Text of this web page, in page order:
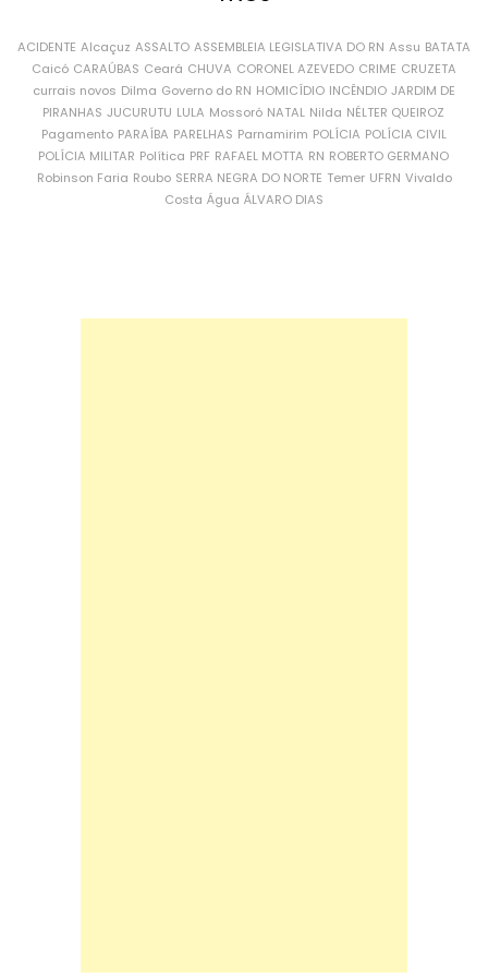
ACIDENTE Alcaçuz ASSALTO ASSEMBLEIA LEGISLATIVA DO RN Assu BATATA
Caicó CARAÚBAS Ceará CHUVA CORONEL AZEVEDO CRIME CRUZETA
currais novos Dilma Governo do RN HOMICÍDIO INCÊNDIO JARDIM DE
PIRANHAS JUCURUTU LULA Mossoró NATAL Nilda NÉLTER QUEIROZ
Pagamento PARAÍBA PARELHAS Parnamirim POLÍCIA POLÍCIA CIVIL
POLÍCIA MILITAR Política PRF RAFAEL MOTTA RN ROBERTO GERMANO
Robinson Faria Roubo SERRA NEGRA DO NORTE Temer UFRN Vivaldo
Costa Água ÁLVARO DIAS